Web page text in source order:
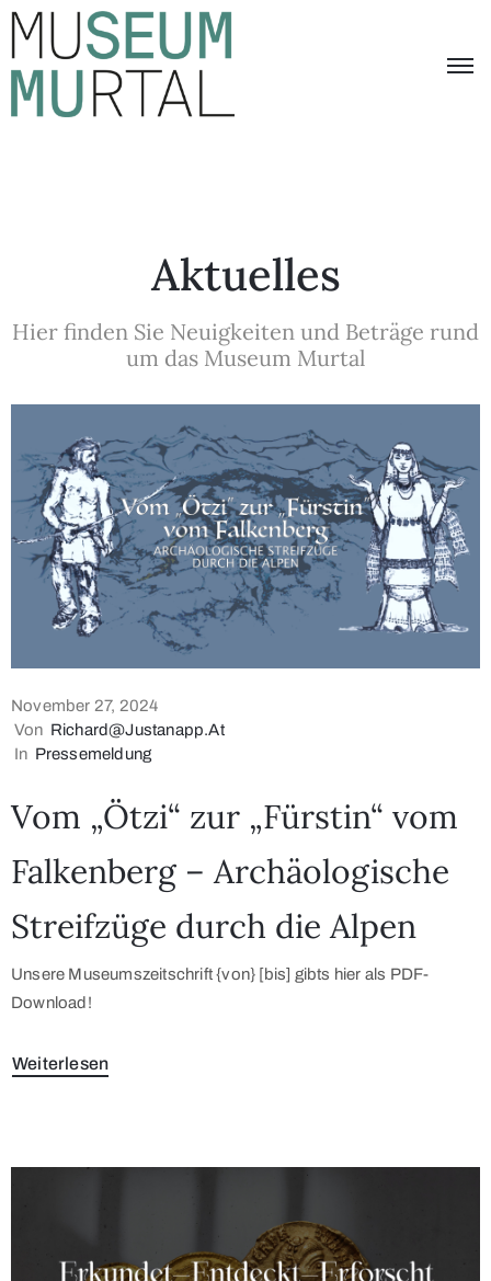
Übersicht
info@museum-
murtal.at
Impressum
Datenschutzerklärung
Aktuelles
Hier finden Sie Neuigkeiten und Beträge rund
um das Museum Murtal
November 27, 2024
Von Richard@justanapp.at
In Pressemeldung
Vom „Ötzi“ zur „Fürstin“ vom
Falkenberg – Archäologische
Streifzüge durch die Alpen
Unsere Museumszeitschrift {von} [bis] gibts hier als PDF-
Download!
Weiterlesen